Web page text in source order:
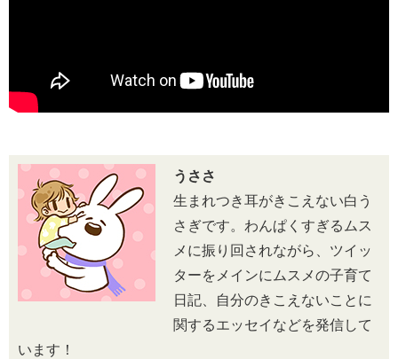
うささ
生まれつき耳がきこえない白う
さぎです。わんぱくすぎるムス
メに振り回されながら、ツイッ
ターをメインにムスメの子育て
日記、自分のきこえないことに
関するエッセイなどを発信して
います！